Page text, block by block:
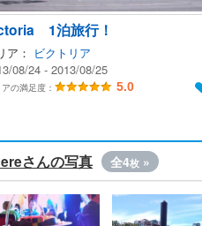
1泊旅行！
ア： ビクトリア
08/24 - 2013/08/25
の満足度： 5.0
さんの写真 全4枚 »